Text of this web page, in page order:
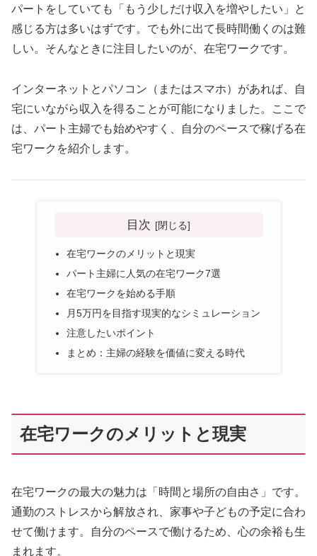
パートをしていても「もう少しだけ収入を増やしたい」と
感じる方は多いはずです。でも外に出て長時間働くのは難
しい。そんなときに注目したいのが、在宅ワークです。
インターネットとパソコン（またはスマホ）があれば、自
宅にいながら収入を得ることが可能になりました。ここで
は、パート主婦でも始めやすく、自分のペースで稼げる在
宅ワークを紹介します。
目次
在宅ワークのメリットと現実
パート主婦に人気の在宅ワーク7選
在宅ワークを始める手順
月5万円を目指す現実的なシミュレーション
注意したいポイント
まとめ：主婦の経験を価値に変える時代
在宅ワークのメリットと現実
在宅ワークの最大の魅力は「時間と場所の自由さ」です。
通勤のストレスから解放され、家事や子どもの予定に合わ
せて働けます。自分のペースで働けるため、心の余裕も生
まれます。